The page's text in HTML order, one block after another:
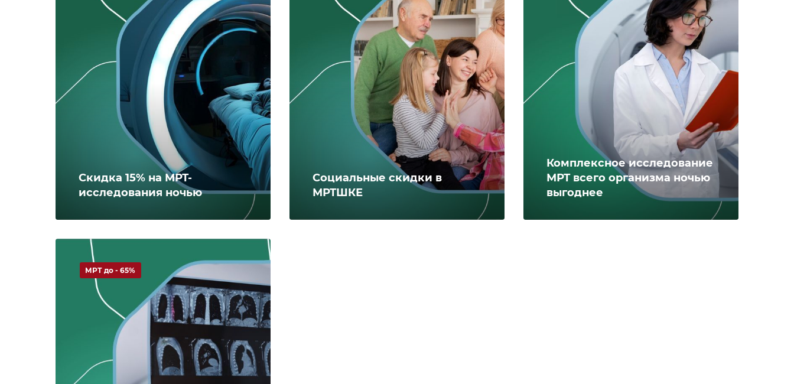
Скидка 15% на МРТ-
исследования ночью
Социальные скидки в
МРТШКЕ
Комплексное исследование
МРТ всего организма ночью
выгоднее
МРТ до - 65%